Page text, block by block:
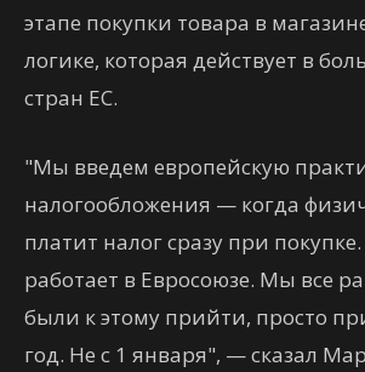
этапе покупки товара в
логике, которая действует в
стран ЕС.
"Мы введем европейскую
налогообложения — когда
платит налог сразу при покупке.
работает в Евросоюзе. Мы все
были к этому прийти, просто
год. Не с 1 января", — сказал